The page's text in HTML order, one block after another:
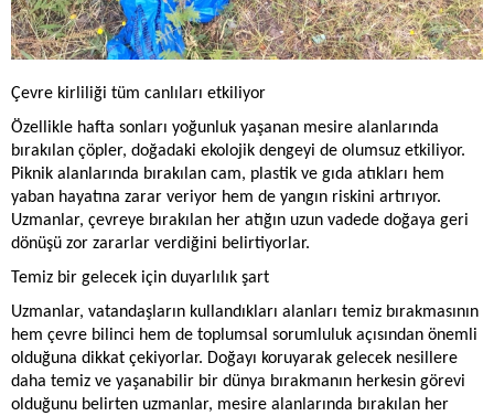
Çevre kirliliği tüm canlıları etkiliyor
Özellikle hafta sonları yoğunluk yaşanan mesire alanlarında
bırakılan çöpler, doğadaki ekolojik dengeyi de olumsuz etkiliyor.
Piknik alanlarında bırakılan cam, plastik ve gıda atıkları hem
yaban hayatına zarar veriyor hem de yangın riskini artırıyor.
Uzmanlar, çevreye bırakılan her atığın uzun vadede doğaya geri
dönüşü zor zararlar verdiğini belirtiyorlar.
Temiz bir gelecek için duyarlılık şart
Uzmanlar, vatandaşların kullandıkları alanları temiz bırakmasının
hem çevre bilinci hem de toplumsal sorumluluk açısından önemli
olduğuna dikkat çekiyorlar. Doğayı koruyarak gelecek nesillere
daha temiz ve yaşanabilir bir dünya bırakmanın herkesin görevi
olduğunu belirten uzmanlar, mesire alanlarında bırakılan her